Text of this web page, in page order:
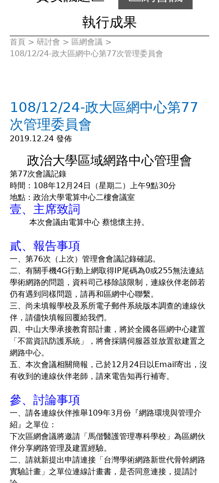
執行成果
您
裡
首頁 > 研討會 > 區網會議 >
108/12/24-政大區網中心第77次管理委員會
108/12/24-政大區網中心第77
次管理委員會
2019.12.24 發佈
政治大學區域網路中心管理會
第77次會議記錄
時間：108年12月24日（星期二）上午9點30分
地點：政治大學電算中心二樓會議室
壹、主席致詞
本次會議由電算中心 蔡憶懷主持。
貳、報告事項
一、第76次（上次）管理會會議記錄確認。
二、有關手機4G行動上網取得IP尾碼為0或255無法連結
學術網路的問題，資科司己移除該限制，連線伙伴老師若
仍有遇到同樣問題，請再和區網中心聯繫。
三、尚未填報學校及系所電子郵件系統版本調查的連線伙
伴，請儘快填報回覆給我們。
四、中山大學承接教育部計畫，將於全國各區網中心建置
「不當資訊防護系統」，將會採購伺服器並放置欲建置之
網路中心。
五、本次會議相關簡報，己於12月24日以Email寄出，沒
有收到的連線伙伴老師，請來電告知再行補寄。
參、討論事項
一、請各連線伙伴推舉109年3月份『網路環境與管理介
紹』之單位：
下次區網會議將邀請「馬偕醫護管理專科學校」為區網伙
伴分享網路管理及建置經驗。
二、請就新提出申請連接「台灣學術網路新世代骨幹網路
實驗計畫」之單位連線計畫書，是否同意連接，提請討